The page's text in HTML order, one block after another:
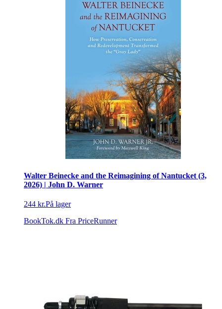
Walter Beinecke and the Reimagining of Nantucket (3,
2026) | John D. Warner
244 kr.På lager
BookTok.dk Fra PriceRunner